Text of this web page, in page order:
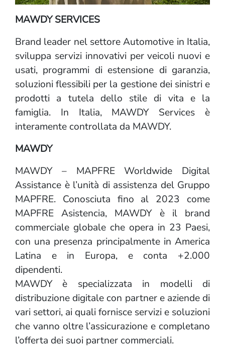
MAWDY SERVICES
Brand leader nel settore Automotive in Italia,
sviluppa servizi innovativi per veicoli nuovi e
usati, programmi di estensione di garanzia,
soluzioni flessibili per la gestione dei sinistri e
prodotti a tutela dello stile di vita e la
famiglia. In Italia, MAWDY Services è
interamente controllata da MAWDY.
MAWDY
MAWDY – MAPFRE Worldwide Digital
Assistance è l’unità di assistenza del Gruppo
MAPFRE. Conosciuta fino al 2023 come
MAPFRE Asistencia, MAWDY è il brand
commerciale globale che opera in 23 Paesi,
con una presenza principalmente in America
Latina e in Europa, e conta +2.000
dipendenti.
MAWDY è specializzata in modelli di
distribuzione digitale con partner e aziende di
vari settori, ai quali fornisce servizi e soluzioni
che vanno oltre l’assicurazione e completano
l’offerta dei suoi partner commerciali.